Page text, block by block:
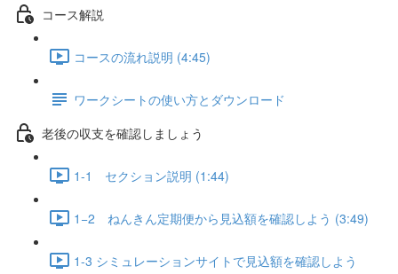
コース解説
コースの流れ説明 (4:45)
ワークシートの使い方とダウンロード
老後の収支を確認しましょう
1-1 セクション説明 (1:44)
1−2 ねんきん定期便から見込額を確認しよう (3:49)
1-3 シミュレーションサイトで見込額を確認しよう